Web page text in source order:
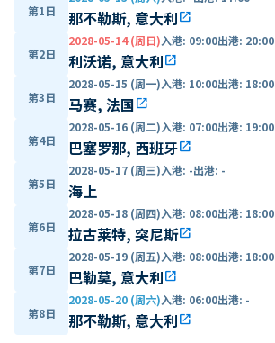
第1日 那不勒斯, 意大利open_in_new
第2日
2028-05-14 (周日)入港: 09:00出港: 20:00
利沃诺, 意大利open_in_new
第3日
2028-05-15 (周一)入港: 10:00出港: 18:00
马赛, 法国open_in_new
第4日
2028-05-16 (周二)入港: 07:00出港: 19:00
巴塞罗那, 西班牙open_in_new
第5日
2028-05-17 (周三)入港: -出港: -
海上
第6日
2028-05-18 (周四)入港: 08:00出港: 18:00
拉古莱特, 突尼斯open_in_new
第7日
2028-05-19 (周五)入港: 08:00出港: 18:00
巴勒莫, 意大利open_in_new
第8日
2028-05-20 (周六)入港: 06:00出港: -
那不勒斯, 意大利open_in_new